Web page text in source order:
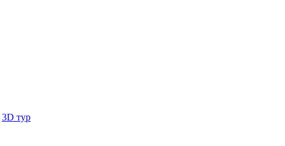
3D тур